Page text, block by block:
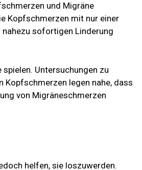
und Migräne
Kopfschmerzen mit nur einer
sofortigen Linderung
Untersuchungen zu
Kopfschmerzen legen nahe, dass
von Migräneschmerzen
helfen, sie loszuwerden.